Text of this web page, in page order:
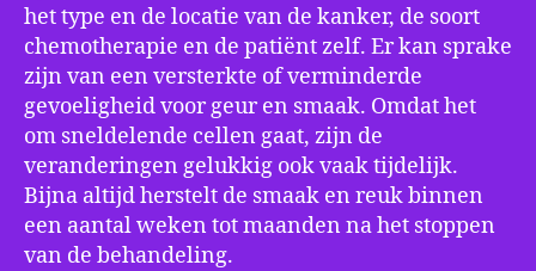
het type en de locatie van de kanker, de soort
chemotherapie en de patiënt zelf. Er kan sprake
zijn van een versterkte of verminderde
gevoeligheid voor geur en smaak. Omdat het
om sneldelende cellen gaat, zijn de
veranderingen gelukkig ook vaak tijdelijk.
Bijna altijd herstelt de smaak en reuk binnen
een aantal weken tot maanden na het stoppen
van de behandeling.